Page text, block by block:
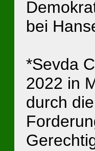
bei
*Sevda
2022 in
durch